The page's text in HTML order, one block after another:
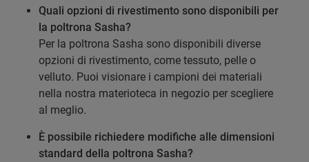
Quali opzioni di rivestimento sono disponibili per
la poltrona Sasha?
Per la poltrona Sasha sono disponibili diverse
opzioni di rivestimento, come tessuto, pelle o
velluto. Puoi visionare i campioni dei materiali
nella nostra materioteca in negozio per scegliere
al meglio.
È possibile richiedere modifiche alle dimensioni
standard della poltrona Sasha?